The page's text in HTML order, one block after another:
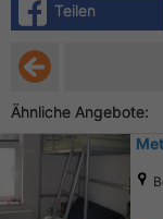
Teilen
Ähnliche Angebote: